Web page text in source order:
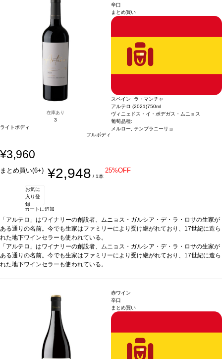
在庫切れの場合、在庫があり価格が同様の場合は自動的に次のヴィンテージに変更
されます、ご了承ください。
在庫あり
3
ライトボディ
フルボディ
辛口
まとめ買い
スペイン ラ・マンチャ
アルテロ (2021)750ml
ヴィニェドス・イ・ボデガス・ムニョス
葡萄品種:
メルロー, テンプラニーリョ
¥3,960
まとめ買い(6+) ¥2,948 / 1本
25%OFF
お気に
入り登
録
カートに追加
「アルテロ」はワイナリーの創設者、ムニョス・ガルシア・デ・ラ・ロサの生家が
ある通りの名前。今でも生家はファミリーにより受け継がれており、17世紀に造ら
れた地下ワインセラーも使われている。
テイスティングノート力強く、複雑なアロマは熟した果実味を含み、トーストした
アロマや、胡椒とバルサミコ酢の香りを感じる。 まろやかで、あたたかく、とても
きれいなバランスの風味に、長い余韻の後味を示す。
格が同様の場合は自動的に次のヴィンテージに変更されます、ご了承ください。
「アルテロ」はワイナリーの創設者、ムニョス・ガルシア・デ・ラ・ロサの生家が
ある通りの名前。今でも生家はファミリーにより受け継がれており、17世紀に造ら
れた地下ワインセラーも使われている。
きれいなバランスの風味に、長い余韻の後味を示す。
した肉、豆類、ミディアムから香りの強いチーズなどと好相性。
ー 55%、テンプラニーリョ 45%
*本ヴィンテージが在庫切れの場合、在庫があり価
格が同様の場合は自動的に次のヴィンテージに変更されます、ご了承ください。
赤ワイン
辛口
まとめ買い